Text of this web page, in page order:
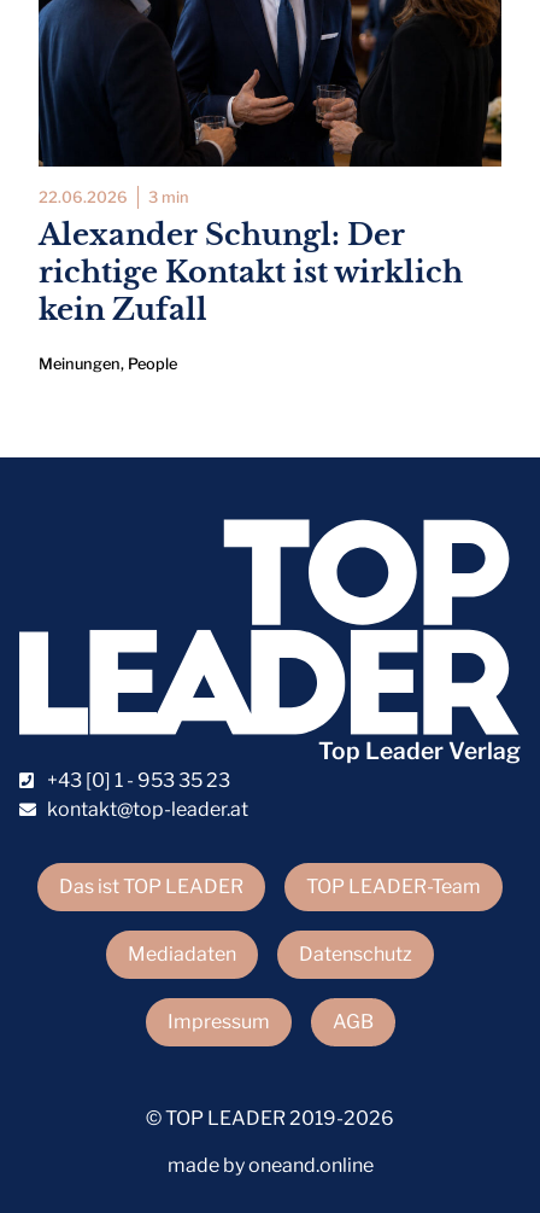
22.06.2026 3 min
Alexander Schungl: Der
richtige Kontakt ist wirklich
kein Zufall
Meinungen, People
Das ist TOP LEADER TOP LEADER-Team
Mediadaten Datenschutz
Impressum AGB
Top Leader Verlag
+43 [0] 1 - 953 35 23
kontakt@top-leader.at
© TOP LEADER 2019-2026
made by oneand.online